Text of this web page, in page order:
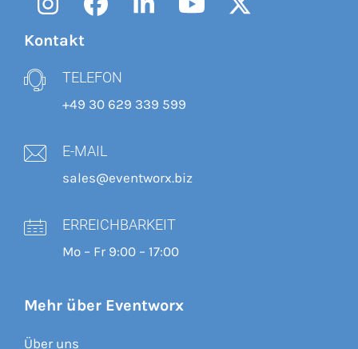
Instagram
Facebook
LinkedIn
YouTubeTwitter
Kontakt
TELEFON
+49 30 629 339 599
E-MAIL
sales@eventworx.biz
ERREICHBARKEIT
Mo – Fr 9:00 – 17:00
Mehr über Eventworx
Über uns